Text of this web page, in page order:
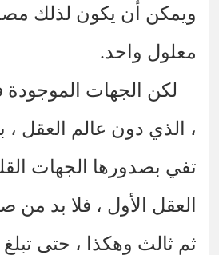
ويمكن أن يكون لذلك
معلول واحد.
لكن الجهات الموجودة
، الذي دون عالم العقل ،
تفي بصدورها الجهات
العقل الأول ، فلا بد من
ثم ثالث وهكذا ، حتى